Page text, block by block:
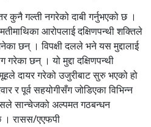
कुनै गल्ती नगरेको दाबी गर्नुभएको छ ।
आरोपलाई दक्षिणपन्थी शक्तिले
छन् । विपक्षी दलले भने यस मुद्दालाई
गरेका छन् । यो मुद्दा दक्षिणपन्थी
दायर गरेको उजुरीबाट सुरु भएको हो
र पूर्व सहयोगीसँग जोडिएका विभिन्न
सान्चेजको अल्पमत गठबन्धन
। रासस/एएफपी